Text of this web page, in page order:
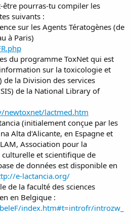
être pourras-tu compiler les
suivants :
sur les Agents Tératogènes (de
à Paris)
du programme ToxNet qui est
sur la toxicologie et
de la Division des services
de la National Library of
lactmed.htm
(initialement conçue par les
Alta d'Alicante, en Espagne et
Association pour la
et scientifique de
de données est disponible en
e-lactancia.org/
de la faculté des sciences
en Belgique :
index.htm#t=introfr/introzw_